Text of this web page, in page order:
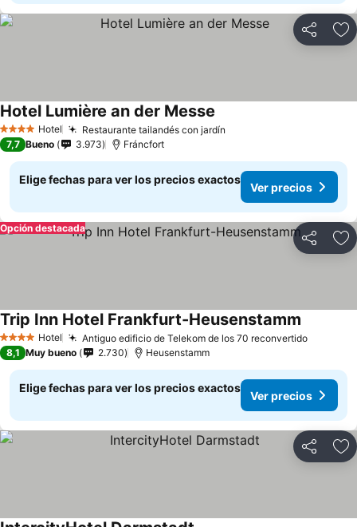
Compartir
4 EstrellasHotel Restaurante tailandés con jardín
Hotel Lumière an der Messe
7,7 Bueno 3.973 Fráncfort
Elige fechas para ver los precios exactos
Ver precios
Compartir
Opción destacada
4 EstrellasHotel Antiguo edificio de Telekom de los 70 reconvertido
Trip Inn Hotel Frankfurt-Heusenstamm
8,1 Muy bueno 2.730 Heusenstamm
Elige fechas para ver los precios exactos
Ver precios
Compartir